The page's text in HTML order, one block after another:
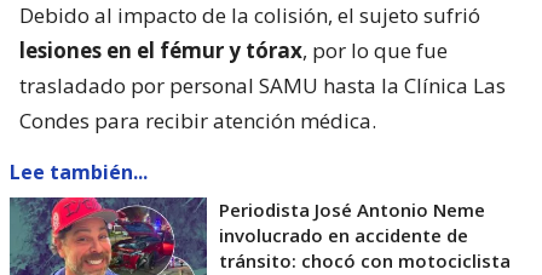
Debido al impacto de la colisión, el sujeto sufrió
lesiones en el fémur y tórax, por lo que fue
trasladado por personal SAMU hasta la Clínica Las
Condes para recibir atención médica.
Lee también...
Periodista José Antonio Neme
involucrado en accidente de
tránsito: chocó con motociclista